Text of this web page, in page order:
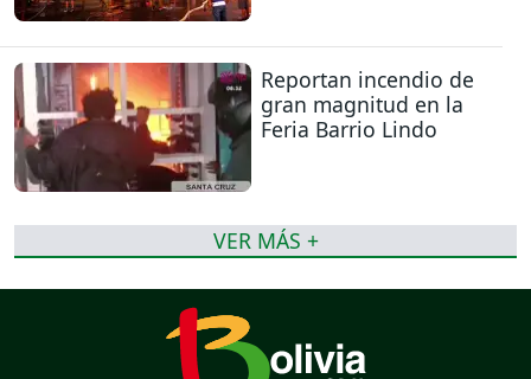
Reportan incendio de
gran magnitud en la
Feria Barrio Lindo
VER MÁS +